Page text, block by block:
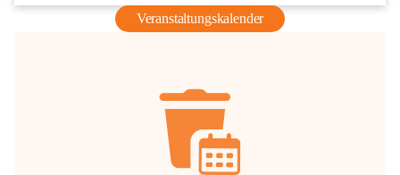
Veranstaltungskalender